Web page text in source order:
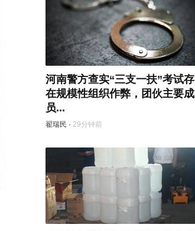
河南警方查实“三支一扶”考试存
在规模性组织作弊，团伙主要成
员...
翟瑞民 · 29分钟前